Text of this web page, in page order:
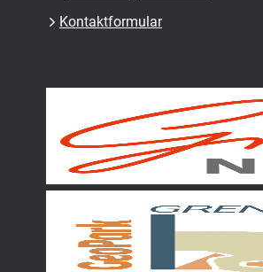
Kontaktformular